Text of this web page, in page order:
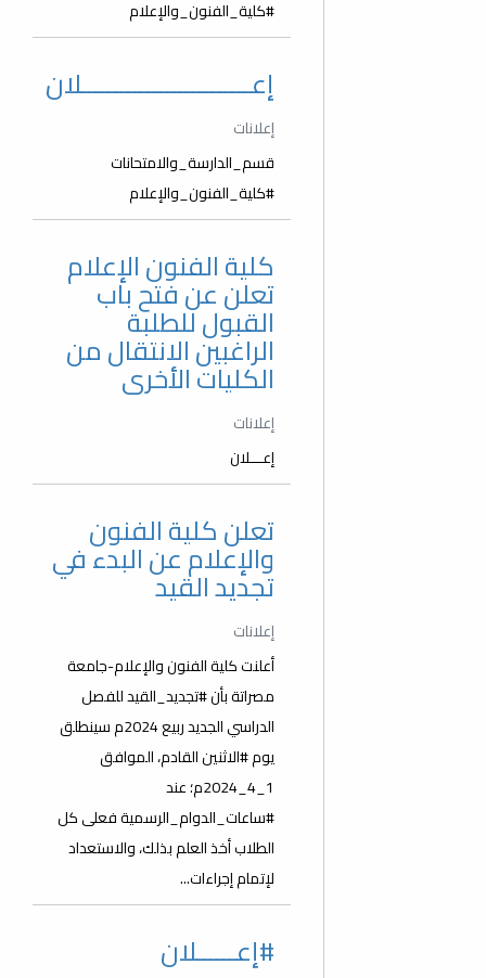
#كلية_الفنون_والإعلام
إعــــــــــــــــــــــــــلان
إعلانات
قسم_الدارسة_والامتحانات
#كلية_الفنون_والإعلام
كلية الفنون الإعلام
تعلن عن فتح باب
القبول للطلبة
الراغبين الانتقال من
الكليات الأخرى
إعلانات
إعـــلان
تعلن كلية الفنون
والإعلام عن البدء في
تجديد القيد
إعلانات
أعلنت كلية الفنون والإعلام-جامعة
مصراتة بأن #تجديد_القيد للفصل
الدراسي الجديد ربيع 2024م سينطلق
يوم #الاثنين القادم، الموافق
1_4_2024م؛ عند
#ساعات_الدوام_الرسمية فعلى كل
الطلاب أخذ العلم بذلك، والاستعداد
لإتمام إجراءات...
#إعــــــلان